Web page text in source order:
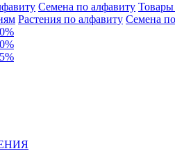
Семена по алфавиту Товары
Растения по алфавиту Семена